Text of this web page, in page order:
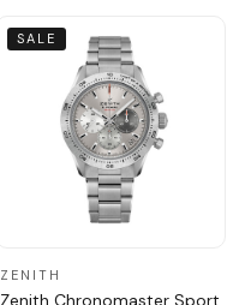
SALE
ZENITH
Zenith Chronomaster Sport